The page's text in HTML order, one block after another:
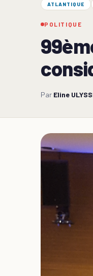
ATLANTIQUE
POLITIQUE
Par Eline